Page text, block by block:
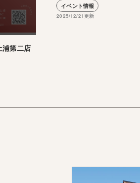
浦第二店
イベント情報
2025/12/21更新